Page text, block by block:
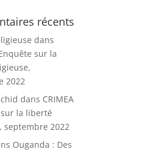
récents
dans
sur la
2022
dans CRIMEA
la liberté
septembre 2022
Ouganda : Des